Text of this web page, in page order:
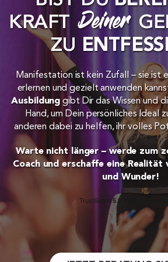
KRAFT Deiner
ZU
Manifestation ist kein Zufall – sie ist
erlernen und gezielt anwenden
Ausbildung gibt Dir das Wissen und
Hand, um Dein persönliches Ideal
anderen dabei zu helfen, ihr volles
Warte nicht länger – werde zum
Coach und erschaffe eine
und Wunder!